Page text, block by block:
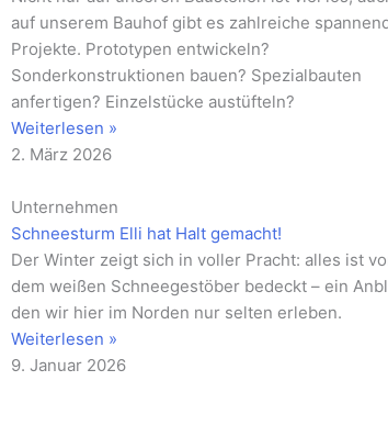
auf unserem Bauhof gibt es zahlreiche
Projekte. Prototypen entwickeln?
Sonderkonstruktionen bauen? Spezialbauten
anfertigen? Einzelstücke austüfteln?
Weiterlesen »
2. März 2026
Unternehmen
Schneesturm Elli hat Halt gemacht!
Der Winter zeigt sich in voller Pracht: alles ist
dem weißen Schneegestöber bedeckt – ein
den wir hier im Norden nur selten erleben.
Weiterlesen »
9. Januar 2026